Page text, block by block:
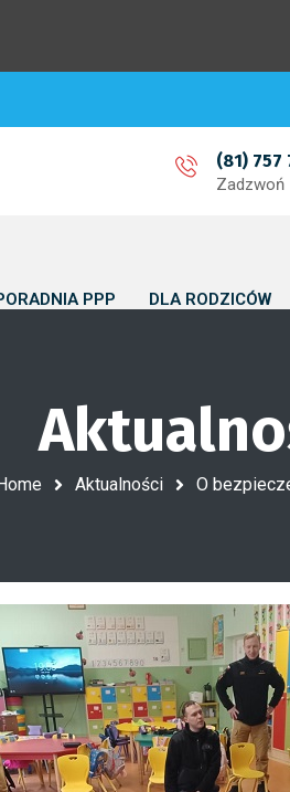
(81) 757
Zadzwoń
PPP DLA RODZICÓW
Aktualności O